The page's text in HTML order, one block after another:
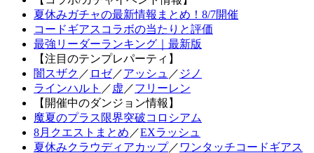
夏休みガチャの最新情報まとめ！8/7開催
コードギアスコラボの当たりと評価
最強リーダーランキング｜最新版
【注目のテンプレパーティ】
闇スザク ／ ロゼ／アッシュ ／ ジノ
ラインハルト ／ 虚 ／フリーレン
【開催中のダンジョン情報】
魔夏のプラス限界突破コロシアム
8月クエストまとめ ／EXラッシュ
夏休みクラウディアカップ／ ワンタッチコードギアス